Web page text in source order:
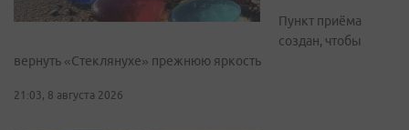
Пункт приёма
создан, чтобы
вернуть «Стеклянухе» прежнюю яркость
21:03, 8 августа 2026